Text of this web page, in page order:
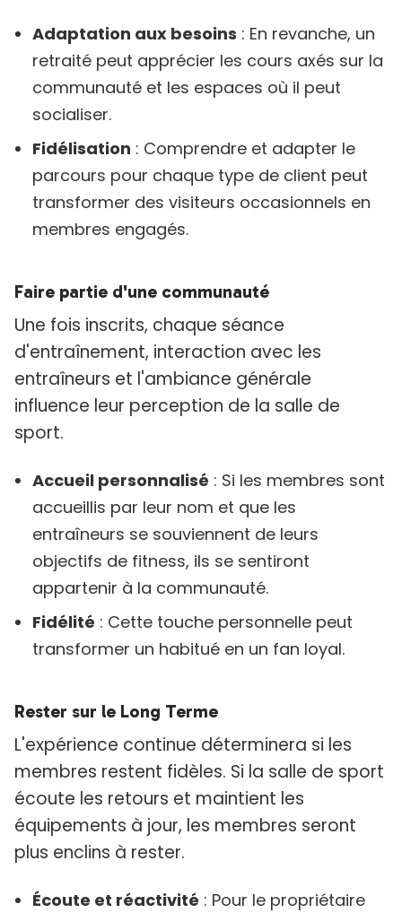
Adaptation aux besoins : En revanche, un
retraité peut apprécier les cours axés sur la
communauté et les espaces où il peut
socialiser.
Fidélisation : Comprendre et adapter le
parcours pour chaque type de client peut
transformer des visiteurs occasionnels en
membres engagés.
Faire partie d'une communauté
Une fois inscrits, chaque séance
d'entraînement, interaction avec les
entraîneurs et l'ambiance générale
influence leur perception de la salle de
sport.
Accueil personnalisé : Si les membres sont
accueillis par leur nom et que les
entraîneurs se souviennent de leurs
objectifs de fitness, ils se sentiront
appartenir à la communauté.
Fidélité : Cette touche personnelle peut
transformer un habitué en un fan loyal.
Rester sur le Long Terme
L'expérience continue déterminera si les
membres restent fidèles. Si la salle de sport
écoute les retours et maintient les
équipements à jour, les membres seront
plus enclins à rester.
Écoute et réactivité : Pour le propriétaire